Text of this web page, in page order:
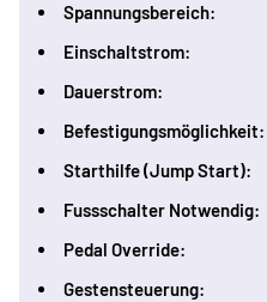
Spannungsbereich:
Einschaltstrom:
Dauerstrom:
Befestigungsmöglichkeit:
Starthilfe (Jump Start):
Fussschalter Notwendig:
Pedal Override:
Gestensteuerung: